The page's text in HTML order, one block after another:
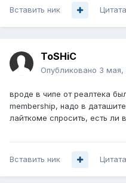
Вставить ник Цитата
ToSHiC
Опубликовано 3 мая,
вроде в чипе от реалтека
membership, надо в
лайткоме спросить, есть ли
Вставить ник Цитата